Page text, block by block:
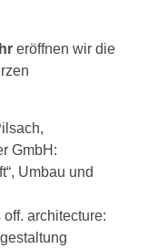
eröffnen wir die
GmbH:
Umbau und
architecture: